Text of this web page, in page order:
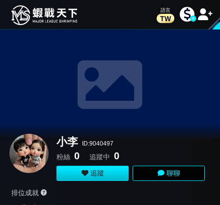
TW
小李 ID:9040497
粉絲 0 追蹤中 0
追蹤 聊聊
排位成就